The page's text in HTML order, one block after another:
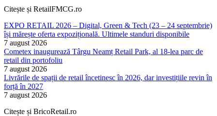
Citește și RetailFMCG.ro
EXPO RETAIL 2026 – Digital, Green & Tech (23 – 24 septembrie)
își mărește oferta expozițională. Ultimele standuri disponibile
7 august 2026
Cometex inaugurează Târgu Neamț Retail Park, al 18-lea parc de
retail din portofoliu
7 august 2026
Livrările de spații de retail încetinesc în 2026, dar investițiile revin în
forță în 2027
7 august 2026
Citește și BricoRetail.ro